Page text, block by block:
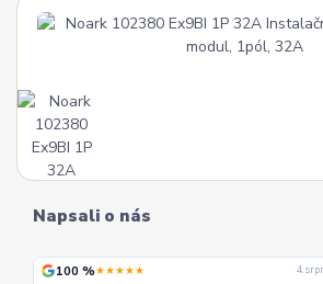
Napsali o nás
100 %★★★★★ 4.